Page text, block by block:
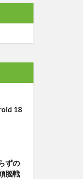
18
ずの
脳戦